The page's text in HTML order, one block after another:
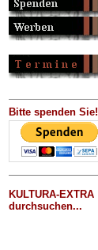
Bitte spenden Sie!
KULTURA-EXTRA
durchsuchen...